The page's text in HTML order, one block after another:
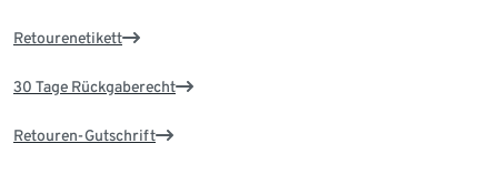
Retourenetikett
30 Tage Rückgaberecht
Retouren-Gutschrift